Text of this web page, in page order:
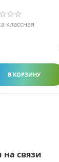
классная
В КОРЗИНУ
на связи